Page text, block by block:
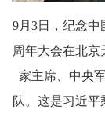
9月3日，纪念
周年大会在北京
家主席、中央
队。这是习近